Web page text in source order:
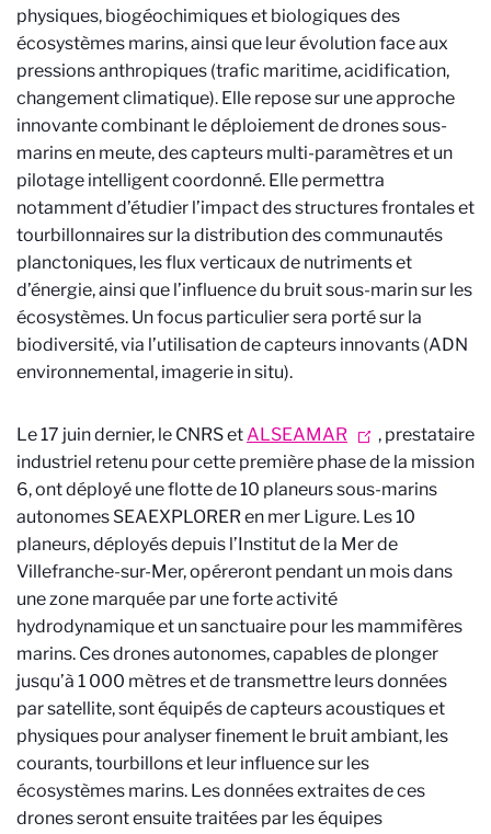
physiques, biogéochimiques et biologiques des
écosystèmes marins, ainsi que leur évolution face aux
pressions anthropiques (trafic maritime, acidification,
changement climatique). Elle repose sur une approche
innovante combinant le déploiement de drones sous-
marins en meute, des capteurs multi-paramètres et un
pilotage intelligent coordonné. Elle permettra
notamment d’étudier l’impact des structures frontales et
tourbillonnaires sur la distribution des communautés
planctoniques, les flux verticaux de nutriments et
d’énergie, ainsi que l’influence du bruit sous-marin sur les
écosystèmes. Un focus particulier sera porté sur la
biodiversité, via l’utilisation de capteurs innovants (ADN
environnemental, imagerie in situ).
Le 17 juin dernier, le CNRS etALSEAMAR
, prestataire
industriel retenu pour cette première phase de la mission
6, ont déployé une flotte de 10 planeurs sous-marins
autonomes SEAEXPLORER en mer Ligure. Les 10
planeurs, déployés depuis l’Institut de la Mer de
Villefranche-sur-Mer, opéreront pendant un mois dans
une zone marquée par une forte activité
hydrodynamique et un sanctuaire pour les mammifères
marins. Ces drones autonomes, capables de plonger
jusqu’à 1 000 mètres et de transmettre leurs données
par satellite, sont équipés de capteurs acoustiques et
physiques pour analyser finement le bruit ambiant, les
courants, tourbillons et leur influence sur les
écosystèmes marins. Les données extraites de ces
drones seront ensuite traitées par les équipes